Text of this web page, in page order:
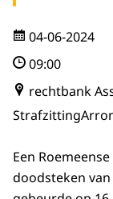
04-06-2024
09:00
rechtbank
Strafzitting
Een
doodsteken